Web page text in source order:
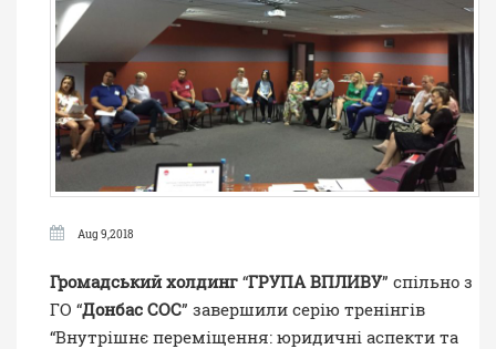
Aug 9,2018
Громадський холдинг “ГРУПА ВПЛИВУ” спільно з
ГО “Донбас СОС” завершили серію тренінгів
“Внутрішнє переміщення: юридичні аспекти та